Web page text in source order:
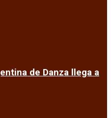
de Danza llega a